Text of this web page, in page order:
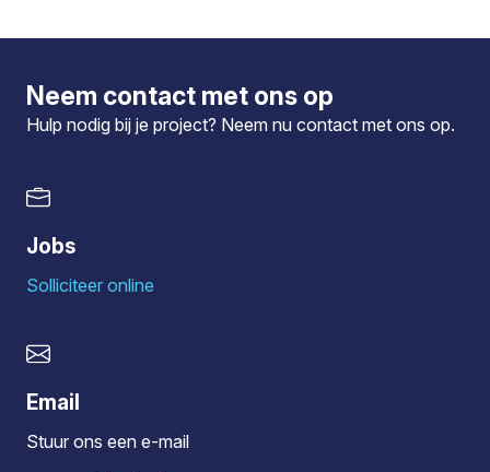
Neem contact met ons op
Hulp nodig bij je project? Neem nu contact met ons op.
Jobs
Solliciteer online
Email
Stuur ons een e-mail